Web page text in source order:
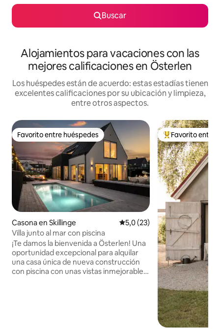
Buscar
Alojamientos para vacaciones con las
mejores calificaciones en Österlen
Los huéspedes están de acuerdo: estas estadías tienen
excelentes calificaciones por su ubicación y limpieza,
entre otros aspectos.
Favorito entre huéspedes
Favorito entre huéspedes
Casona en Skillinge Calificación promedio: 5,0 de
5,0 (23)
Villa junto al mar con piscina
¡Te damos la bienvenida a Österlen! Una
oportunidad excepcional para alquilar
una casa única de nueva construcción
con piscina con unas vistas inmejorables
Favorito entre
Favorito entre